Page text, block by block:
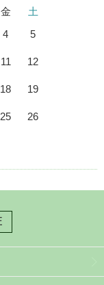
金
土
4 5
11 12
18 19
25 26